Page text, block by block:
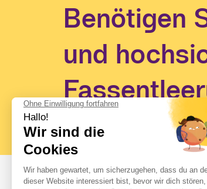
Benötigen
und